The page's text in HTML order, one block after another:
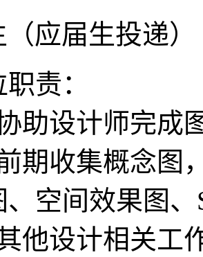
应届生投递）
责：
助设计师完成
期收集概念图
、空间效果图
他设计相关工